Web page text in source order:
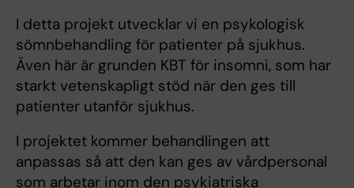
I detta projekt utvecklar vi en psykologisk
sömnbehandling för patienter på sjukhus.
Även här är grunden KBT för insomni, som har
starkt vetenskapligt stöd när den ges till
patienter utanför sjukhus.
I projektet kommer behandlingen att
anpassas så att den kan ges av vårdpersonal
som arbetar inom den psykiatriska